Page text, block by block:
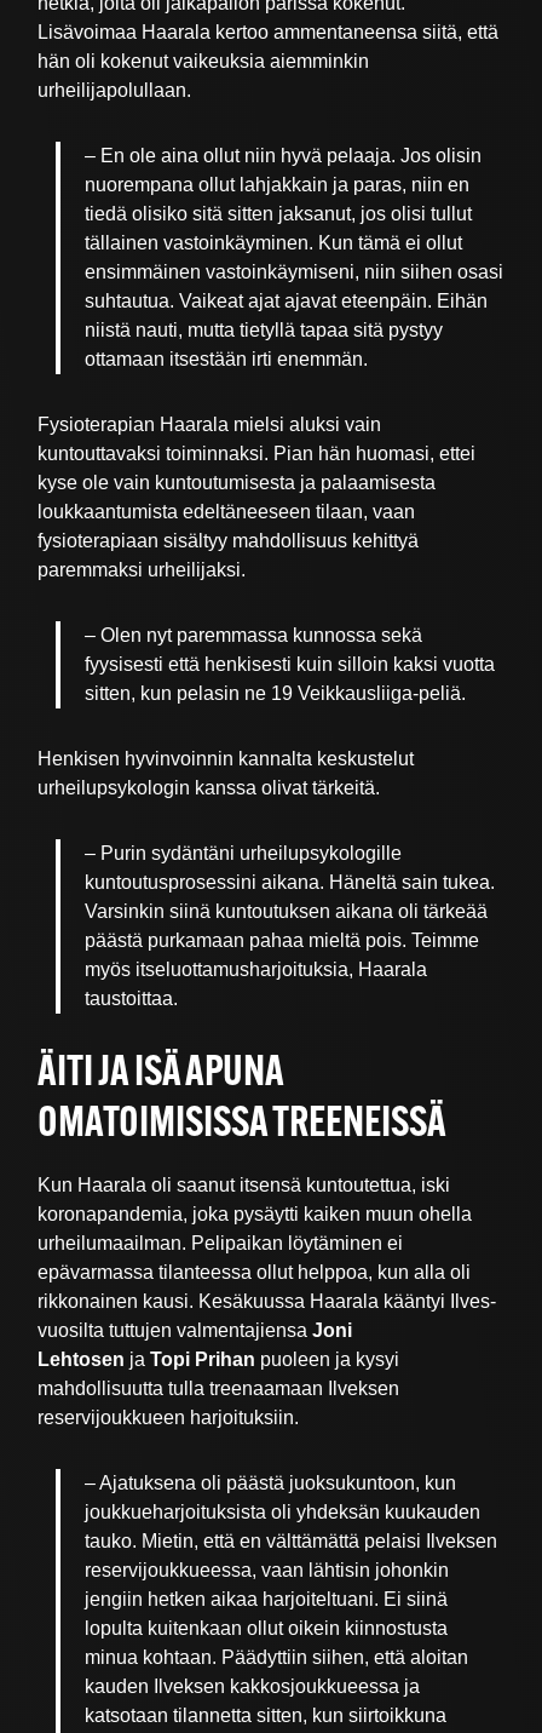
Lisävoimaa Haarala kertoo ammentaneensa siitä, että
hän oli kokenut vaikeuksia aiemminkin
urheilijapolullaan.
– En ole aina ollut niin hyvä pelaaja. Jos olisin
nuorempana ollut lahjakkain ja paras, niin en
tiedä olisiko sitä sitten jaksanut, jos olisi tullut
tällainen vastoinkäyminen. Kun tämä ei ollut
ensimmäinen vastoinkäymiseni, niin siihen osasi
suhtautua. Vaikeat ajat ajavat eteenpäin. Eihän
niistä nauti, mutta tietyllä tapaa sitä pystyy
ottamaan itsestään irti enemmän.
Fysioterapian Haarala mielsi aluksi vain
kuntouttavaksi toiminnaksi. Pian hän huomasi, ettei
kyse ole vain kuntoutumisesta ja palaamisesta
loukkaantumista edeltäneeseen tilaan, vaan
fysioterapiaan sisältyy mahdollisuus kehittyä
paremmaksi urheilijaksi.
– Olen nyt paremmassa kunnossa sekä
fyysisesti että henkisesti kuin silloin kaksi vuotta
sitten, kun pelasin ne 19 Veikkausliiga-peliä.
Henkisen hyvinvoinnin kannalta keskustelut
urheilupsykologin kanssa olivat tärkeitä.
– Purin sydäntäni urheilupsykologille
kuntoutusprosessini aikana. Häneltä sain tukea.
Varsinkin siinä kuntoutuksen aikana oli tärkeää
päästä purkamaan pahaa mieltä pois. Teimme
myös itseluottamusharjoituksia, Haarala
taustoittaa.
ÄITI JA ISÄ APUNA
OMATOIMISISSA TREENEISSÄ
Kun Haarala oli saanut itsensä kuntoutettua, iski
koronapandemia, joka pysäytti kaiken muun ohella
urheilumaailman. Pelipaikan löytäminen ei
epävarmassa tilanteessa ollut helppoa, kun alla oli
rikkonainen kausi. Kesäkuussa Haarala kääntyi Ilves-
vuosilta tuttujen valmentajiensaJoni
Lehtosen jaTopi Prihan puoleen ja kysyi
mahdollisuutta tulla treenaamaan Ilveksen
reservijoukkueen harjoituksiin.
– Ajatuksena oli päästä juoksukuntoon, kun
joukkueharjoituksista oli yhdeksän kuukauden
tauko. Mietin, että en välttämättä pelaisi Ilveksen
reservijoukkueessa, vaan lähtisin johonkin
jengiin hetken aikaa harjoiteltuani. Ei siinä
lopulta kuitenkaan ollut oikein kiinnostusta
minua kohtaan. Päädyttiin siihen, että aloitan
kauden Ilveksen kakkosjoukkueessa ja
katsotaan tilannetta sitten, kun siirtoikkuna